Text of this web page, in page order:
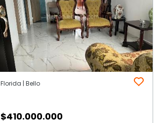
Florida | Bello
$410.000.000